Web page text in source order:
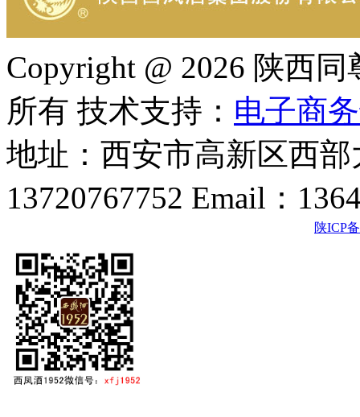
Copyright @ 2026 陕西
所有 技术支持： 电子商
地址：西安市高新区西
13720767752 Email：
陕ICP